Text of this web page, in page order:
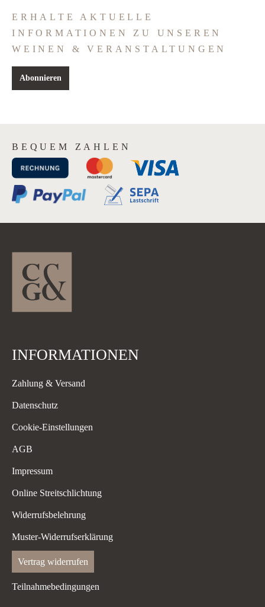
ERHALTE AKTUELLE
INFORMATIONEN ZU UNSEREN
WEINEN & VERANSTALTUNGEN
Abonnieren
BEQUEM ZAHLEN
INFORMATIONEN
Zahlung & Versand
Datenschutz
Cookie-Einstellungen
AGB
Impressum
Online Streitschlichtung
Widerrufsbelehrung
Muster-Widerrufserklärung
Vertrag widerrufen
Teilnahmebedingungen